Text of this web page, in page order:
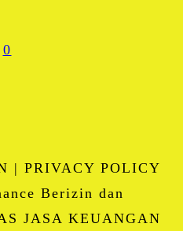
0
| PRIVACY POLICY
Berizin dan
JASA KEUANGAN